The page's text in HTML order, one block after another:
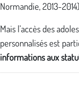
Normandie, 2013-
Mais l’accès des
personnalisés est
informations aux